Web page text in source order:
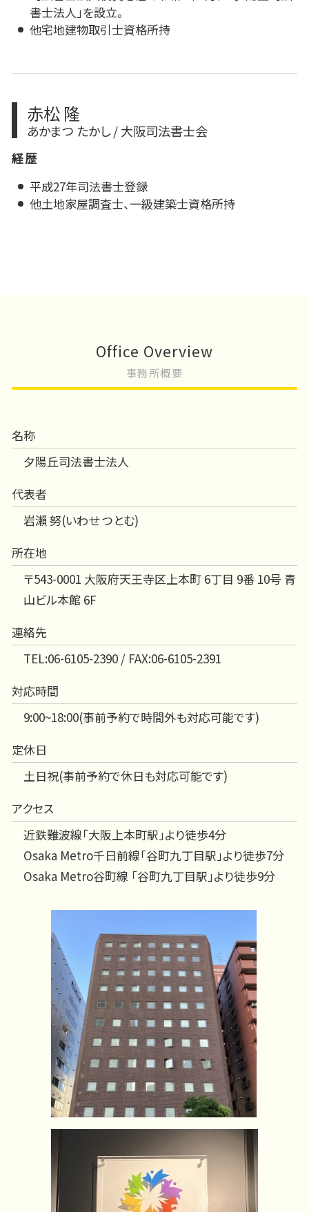
書士法人」を設立。
他宅地建物取引士資格所持
赤松 隆
あかまつ たかし / 大阪司法書士会
経歴
平成27年司法書士登録
他土地家屋調査士、一級建築士資格所持
Office Overview
事務所概要
名称
夕陽丘司法書士法人
代表者
岩瀨 努(いわせ つとむ)
所在地
〒543-0001 大阪府天王寺区上本町 6丁目 9番 10号 青
山ビル本館 6F
連絡先
TEL:06-6105-2390 / FAX:06-6105-2391
対応時間
9:00~18:00(事前予約で時間外も対応可能です)
定休日
土日祝(事前予約で休日も対応可能です)
アクセス
近鉄難波線「大阪上本町駅」より徒歩4分
Osaka Metro千日前線「谷町九丁目駅」より徒歩7分
Osaka Metro谷町線 「谷町九丁目駅」より徒歩9分